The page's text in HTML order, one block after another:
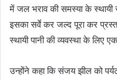
में जल भराव की समस्या के स्थायी
इसका सर्वे कर जल्द पूरा कर
स्थायी पानी की व्यवस्था के लिए
उन्होंने कहा कि संजय झील को